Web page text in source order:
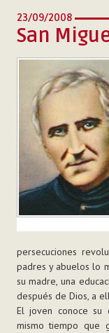
FAMILIA
MISIÓN
NEF
MULTIMEDIA
P. AUGUSTO
23/09/2008
San
persecuciones
padres y abuelos lo
su madre, una
después de Dios, a
El joven conoce su
mismo tiempo que